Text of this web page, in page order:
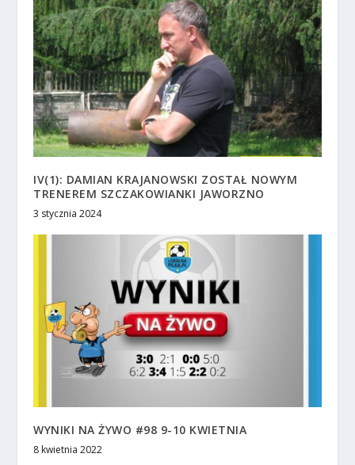
IV(1): DAMIAN KRAJANOWSKI ZOSTAŁ NOWYM
TRENEREM SZCZAKOWIANKI JAWORZNO
3 stycznia 2024
WYNIKI NA ŻYWO #98 9-10 KWIETNIA
8 kwietnia 2022